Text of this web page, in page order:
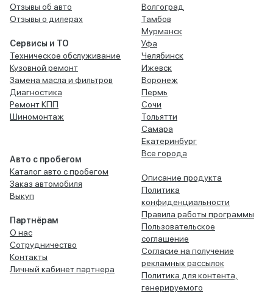
Отзывы об авто
Отзывы о дилерах
Сервисы и ТО
Техническое обслуживание
Кузовной ремонт
Замена масла и фильтров
Диагностика
Ремонт КПП
Шиномонтаж
Авто с пробегом
Каталог авто с пробегом
Заказ автомобиля
Выкуп
Партнёрам
О нас
Сотрудничество
Контакты
Личный кабинет партнера
Волгоград
Тамбов
Мурманск
Уфа
Челябинск
Ижевск
Воронеж
Пермь
Сочи
Тольятти
Самара
Екатеринбург
Все города
Описание продукта
Политика
конфиденциальности
Правила работы программы
Пользовательское
соглашение
Согласие на получение
рекламных рассылок
Политика для контента,
генерируемого